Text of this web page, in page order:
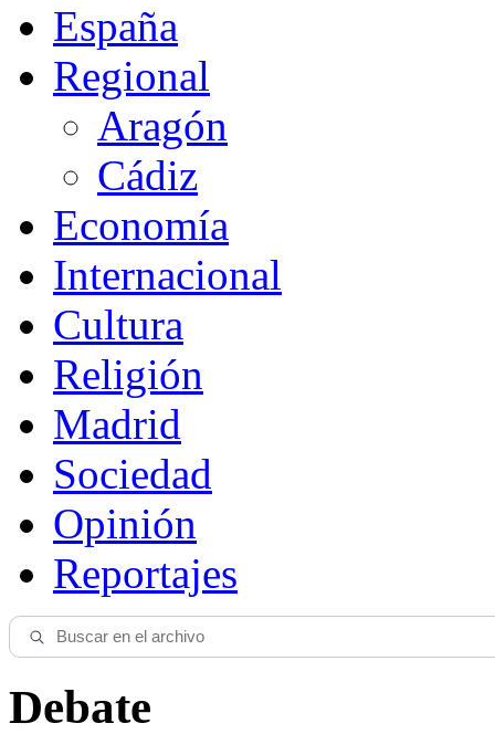
España
Regional
Aragón
Cádiz
Economía
Internacional
Cultura
Religión
Madrid
Sociedad
Opinión
Reportajes
Debate